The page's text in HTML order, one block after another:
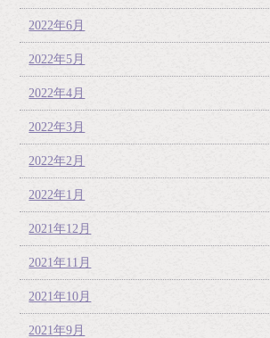
2022年6月
2022年5月
2022年4月
2022年3月
2022年2月
2022年1月
2021年12月
2021年11月
2021年10月
2021年9月